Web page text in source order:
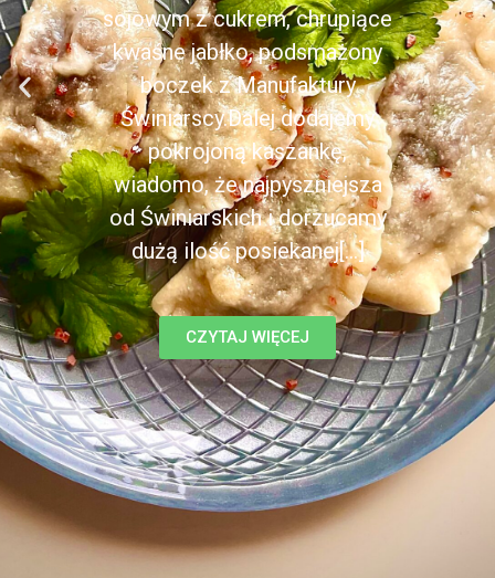
sojowym z cukrem, chrupiące
kwaśne jabłko, podsmażony
boczek z Manufaktury
Świniarscy.Dalej dodajemy
pokrojoną kaszankę,
wiadomo, że najpyszniejsza
od Świniarskich i dorzucamy
dużą ilość posiekanej[...]
CZYTAJ WIĘCEJ